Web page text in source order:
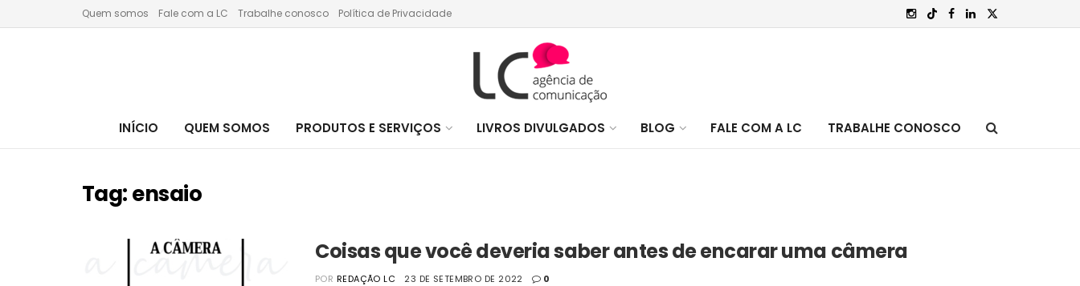
Quem somos Fale com a LC Trabalhe conosco Política de Privacidade
INÍCIO QUEM SOMOS PRODUTOS E SERVIÇOS LIVROS DIVULGADOS BLOG FALE COM A LC TRABALHE CONOSCO
Tag:ensaio
Coisas que você deveria saber antes de encarar uma câmera
POR REDAÇÃO LC 23 DE SETEMBRO DE 2022 0